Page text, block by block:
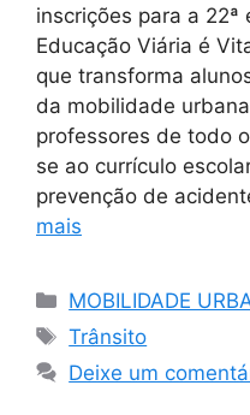
inscrições para a
Educação Viária é
que transforma
da mobilidade
professores de todo
se ao currículo
prevenção de
mais
Categorias
MOBILIDADE
Tags
Trânsito
Deixe um